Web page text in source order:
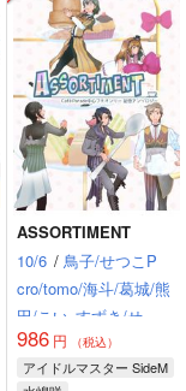
ASSORTIMENT
10/6 / 鳥子/せつこP
cro/tomo/海斗/葛城/熊
田/こい すずき/せい
や/てーるだ/ドン子/ふ
くだ八百屋/やむやむ
986円 （税込）
アイドルマスター SideM